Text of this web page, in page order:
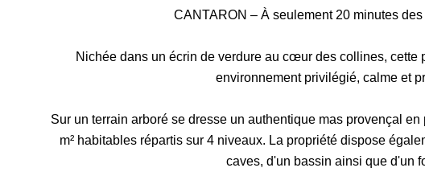
CANTARON – À seulement 20 minutes
Nichée dans un écrin de verdure au cœur des collines, cette
environnement privilégié, calme et
Sur un terrain arboré se dresse un authentique mas provençal
m² habitables répartis sur 4 niveaux. La propriété dispose
caves, d'un bassin ainsi que d'un